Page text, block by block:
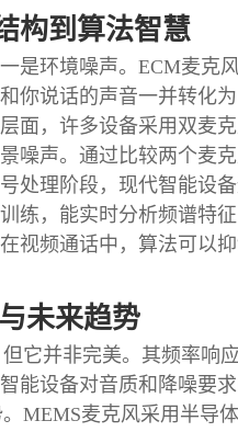
构到算法智慧
是环境噪声。ECM麦克
你说话的声音一并转化
面，许多设备采用双麦
噪声。通过比较两个麦
处理阶段，现代智能设
练，能实时分析频谱特
视频通话中，算法可以
未来趋势
它并非完美。其频率响
能设备对音质和降噪要
MEMS麦克风采用半导